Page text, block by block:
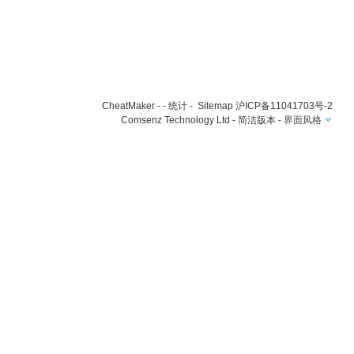
CheatMaker - -统计 -Sitemap 沪ICP备11041703号-2
Comsenz Technology Ltd -简洁版本 -界面风格